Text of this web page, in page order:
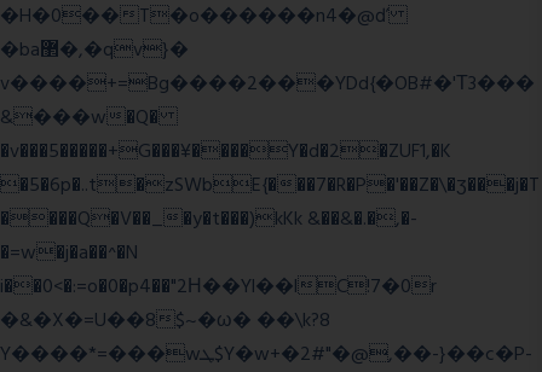
�H�0��T�o������n4�@ď
�ba޲�,�qv}�
v����+=Bg����2���YDd{�OB#�'Τ3���
&���w�Q�
�v���5�����+G���¥����Y�d�2�ZUF1,�K
�5�6p�..t�zSWbE{���7�R�P�'��Z�\�ʒ���j�T
����Q�V��_�y�t���)kKk &��&�.�,�-
�=w�j�a��^�N
i��0<�:=o�0�p4��"2Η��Yl��lC!7�0r
�&�X�=U��8$~�ω� ��\k?8
Y����*=���wܛ$Y�w+�2#"�@,��-}��c�P-